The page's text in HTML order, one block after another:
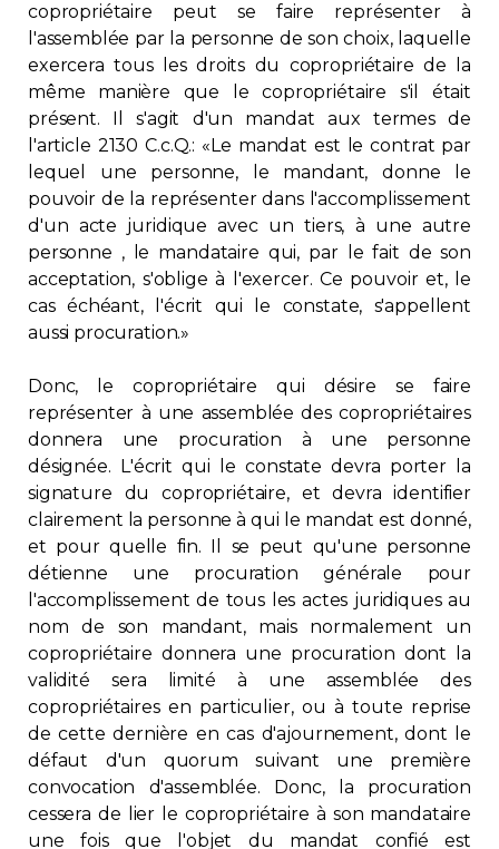
App APQ
Médias
FAQ
Zone Membres
Français
Adhésion
copropriétaire peut se faire représenter à
l'assemblée par la personne de son choix, laquelle
exercera tous les droits du copropriétaire de la
même manière que le copropriétaire s'il était
présent. Il s'agit d'un mandat aux termes de
l'article 2130 C.c.Q.: «Le mandat est le contrat par
lequel une personne, le mandant, donne le
pouvoir de la représenter dans l'accomplissement
d'un acte juridique avec un tiers, à une autre
personne , le mandataire qui, par le fait de son
acceptation, s'oblige à l'exercer. Ce pouvoir et, le
cas échéant, l'écrit qui le constate, s'appellent
aussi procuration.»
Donc, le copropriétaire qui désire se faire
représenter à une assemblée des copropriétaires
donnera une procuration à une personne
désignée. L'écrit qui le constate devra porter la
signature du copropriétaire, et devra identifier
clairement la personne à qui le mandat est donné,
et pour quelle fin. Il se peut qu'une personne
détienne une procuration générale pour
l'accomplissement de tous les actes juridiques au
nom de son mandant, mais normalement un
copropriétaire donnera une procuration dont la
validité sera limité à une assemblée des
copropriétaires en particulier, ou à toute reprise
de cette dernière en cas d'ajournement, dont le
défaut d'un quorum suivant une première
convocation d'assemblée. Donc, la procuration
cessera de lier le copropriétaire à son mandataire
une fois que l'objet du mandat confié est